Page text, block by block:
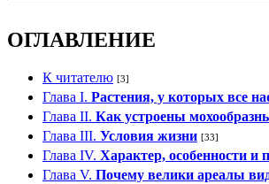
ОГЛАВЛЕНИЕ
К читателю [3]
Глава I. Растения, у которых все
Глава II. Как устроены
Глава III. Условия жизни [33]
Глава IV. Характер, особенности и
Глава V. Почему велики ареалы